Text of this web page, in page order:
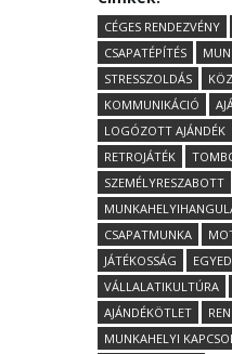
CÉGES RENDEZVÉNY
CSAPATÉPÍTÉS
STRESSZOLDÁS
KOMMUNIKÁCIÓ
LOGÓZOTT AJÁNDÉK
RETROJÁTÉK
SZEMÉLYRESZABOTT
CSAPATMUNKA
JÁTÉKOSSÁG
VÁLLALATIKULTÚRA
AJÁNDÉKÖTLET
MUNKAHELYI